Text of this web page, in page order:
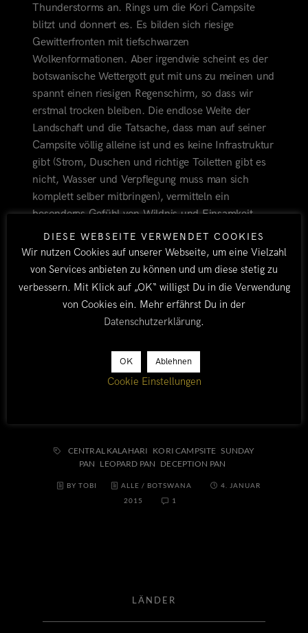
Thunderstorms an. Rings um die Kori Campsite
blitzt und donnert es. Es bilden sich riesige
Gewitterfronten mit tiefschwarzen
Wolkenformationen. Aber irgendwie scheint es der
botswanische Wettergott gut mit uns zu meinen und
spannt einen riesigen Regenschirm, so dass wir
erstmal trocken bleiben. Die endlose Weite der
Landschaft und die Tatsache, dass man auf seiner
Campsite völlig alleine ist und es keine Infrastruktur
gibt (Strom, Duschen und richtige Toiletten gibt es
nicht, Wasser und Verpflegung muss man sich
komplett selber mitbringen), vermitteln ein
besonderes Gefühl von Wildnis und Einsamkeit.
Wir genießen den ersten Abend und sind neugierig
auf unsere ersten Safaris…
[nggallery id=44]
Die Kori Campsite wird als eine der ganz wenigen
und gebucht und verfügt über haargenau die
gleichen Facilities (nämlich gar keine :-)!) wie die
privat geführten Campsites im CKGR.
CENTRAL KALAHARI KORI CAMPSITE SUNDAY
PAN LEOPARD PAN DECEPTION PAN
BY TOBI ALLE / BOTSWANA
4. JANUAR
2015
1
LÄNDER
DIESE WEBSEITE VERWENDET COOKIES
Wir nutzen Cookies auf unserer Webseite, um eine Vielzahl
von Services anbieten zu können und um diese stetig zu
verbessern. Mit Klick auf „OK“ willigst Du in die Verwendung
von Cookies ein. Mehr erfährst Du in der
Datenschutzerklärung.
OK Ablehnen
Cookie Einstellungen